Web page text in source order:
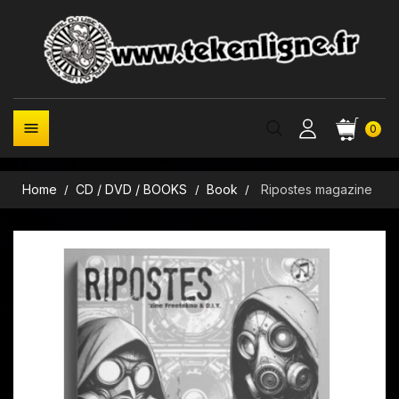
0

Home CD / DVD / BOOKS Book Ripostes magazine